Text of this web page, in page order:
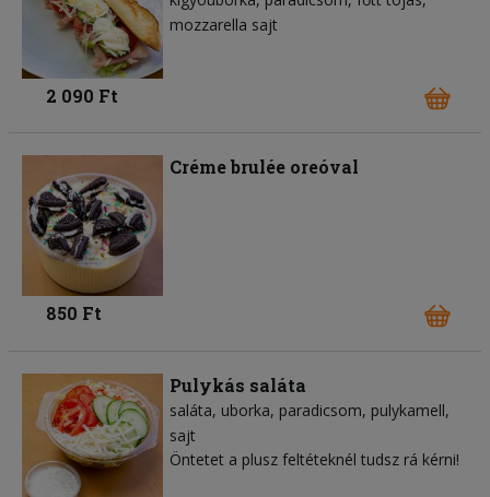
mozzarella sajt
2 090 Ft
Créme brulée oreóval
850 Ft
Pulykás saláta
saláta uborka paradicsom pulykamell
sajt
Öntetet a plusz feltéteknél tudsz rá kérni!